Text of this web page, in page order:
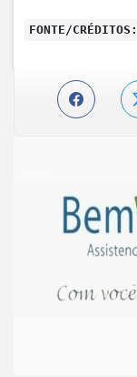
FONTE/CRÉDITOS: